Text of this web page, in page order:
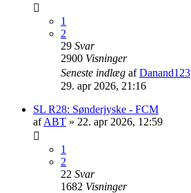
1
2
29 Svar
2900 Visninger
Seneste indlæg afDanand123
29. apr 2026, 21:16
SL R28: Sønderjyske - FCM
afABT » 22. apr 2026, 12:59
1
2
22 Svar
1682 Visninger